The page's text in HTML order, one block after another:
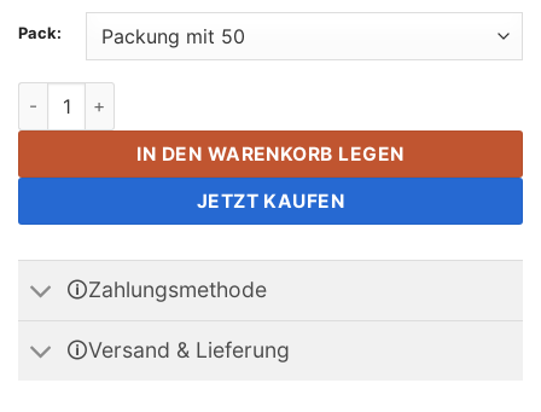
Pack:
4mm x 2 mm N42 runde Mini-Scheibenmagnete aus
IN DEN WARENKORB LEGEN
JETZT KAUFEN
🛈Zahlungsmethode
🛈Versand & Lieferung